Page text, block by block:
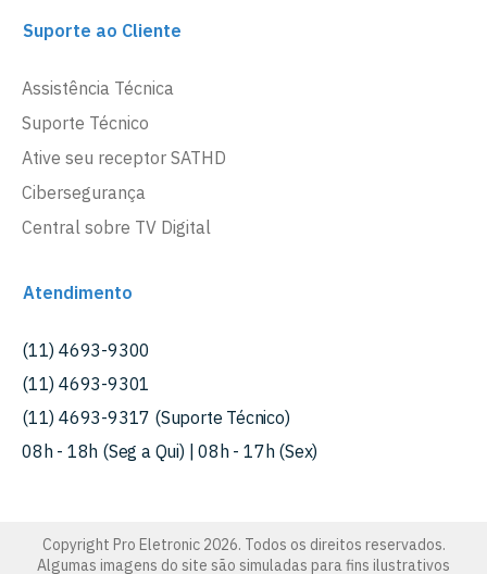
Suporte ao Cliente
Assistência Técnica
Suporte Técnico
Ative seu receptor SATHD
Cibersegurança
Central sobre TV Digital
Atendimento
(11) 4693-9300
(11) 4693-9301
(11) 4693-9317 (Suporte Técnico)
08h - 18h (Seg a Qui) | 08h - 17h (Sex)
Copyright Pro Eletronic 2026. Todos os direitos reservados.
Algumas imagens do site são simuladas para fins ilustrativos